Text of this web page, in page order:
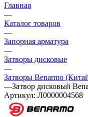
Главная
—
Каталог товаров
—
Запорная арматура
—
Затворы дисковые
—
Затворы Benarmo
—Затвор дисковый
Артикул: Л0000004568